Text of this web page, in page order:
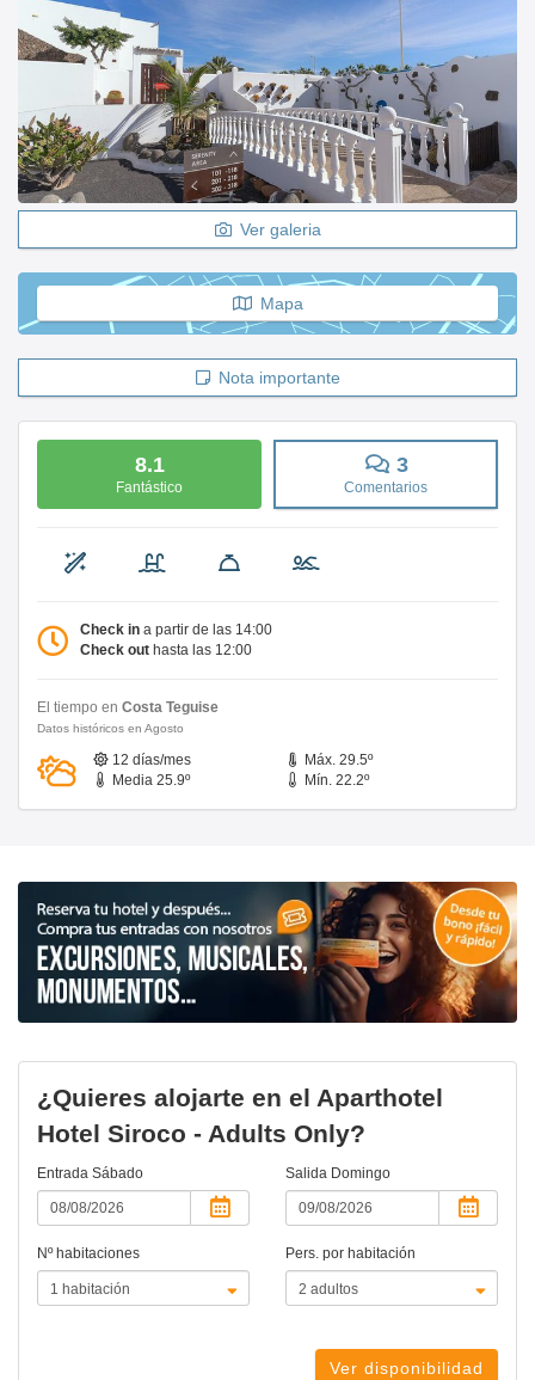
Ver galeria
Mapa
Nota importante
8.1
Fantástico
3
Comentarios
Check in a partir de las 14:00
Check out hasta las 12:00
El tiempo en Costa Teguise
Datos históricos en Agosto
12 días/mes
Máx. 29.5º
Media 25.9º
Mín. 22.2º
¿Quieres alojarte en el Aparthotel
Hotel Siroco - Adults Only?
Entrada Sábado Salida Domingo
Nº habitaciones Pers. por habitación
Ver disponibilidad